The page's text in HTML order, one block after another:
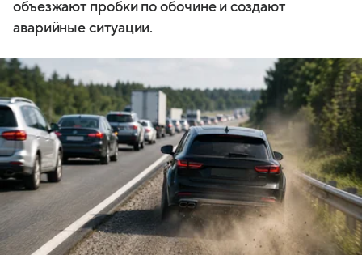
объезжают пробки по обочине и создают
аварийные ситуации.